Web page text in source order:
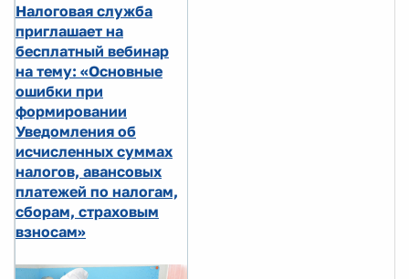
Налоговая служба
приглашает на
бесплатный вебинар
на тему: «Основные
ошибки при
формировании
Уведомления об
исчисленных суммах
налогов, авансовых
платежей по налогам,
сборам, страховым
взносам»